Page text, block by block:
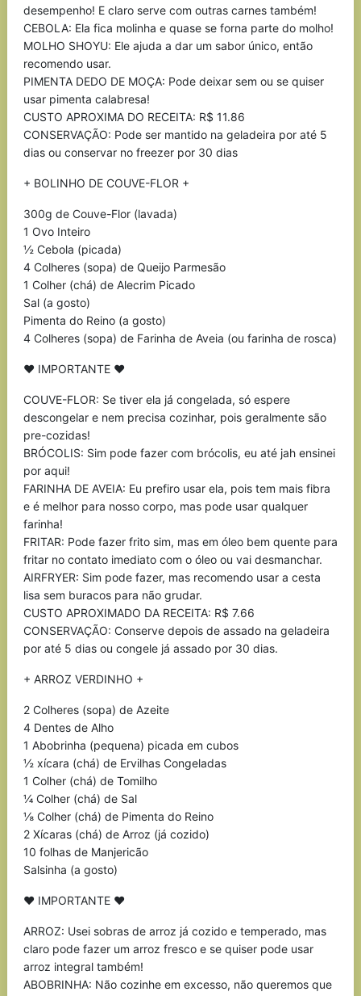
desempenho! E claro serve com outras carnes também!
CEBOLA: Ela fica molinha e quase se forna parte do molho!
MOLHO SHOYU: Ele ajuda a dar um sabor único, então
recomendo usar.
PIMENTA DEDO DE MOÇA: Pode deixar sem ou se quiser
usar pimenta calabresa!
CUSTO APROXIMA DO RECEITA: R$ 11.86
CONSERVAÇÃO: Pode ser mantido na geladeira por até 5
dias ou conservar no freezer por 30 dias
+ BOLINHO DE COUVE-FLOR +
300g de Couve-Flor (lavada)
1 Ovo Inteiro
½ Cebola (picada)
4 Colheres (sopa) de Queijo Parmesão
1 Colher (chá) de Alecrim Picado
Sal (a gosto)
Pimenta do Reino (a gosto)
4 Colheres (sopa) de Farinha de Aveia (ou farinha de rosca)
♥ IMPORTANTE ♥
COUVE-FLOR: Se tiver ela já congelada, só espere
descongelar e nem precisa cozinhar, pois geralmente são
pre-cozidas!
BRÓCOLIS: Sim pode fazer com brócolis, eu até jah ensinei
por aqui!
FARINHA DE AVEIA: Eu prefiro usar ela, pois tem mais fibra
e é melhor para nosso corpo, mas pode usar qualquer
farinha!
FRITAR: Pode fazer frito sim, mas em óleo bem quente para
fritar no contato imediato com o óleo ou vai desmanchar.
AIRFRYER: Sim pode fazer, mas recomendo usar a cesta
lisa sem buracos para não grudar.
CUSTO APROXIMADO DA RECEITA: R$ 7.66
CONSERVAÇÃO: Conserve depois de assado na geladeira
por até 5 dias ou congele já assado por 30 dias.
+ ARROZ VERDINHO +
2 Colheres (sopa) de Azeite
4 Dentes de Alho
1 Abobrinha (pequena) picada em cubos
½ xícara (chá) de Ervilhas Congeladas
1 Colher (chá) de Tomilho
¼ Colher (chá) de Sal
⅛ Colher (chá) de Pimenta do Reino
2 Xícaras (chá) de Arroz (já cozido)
10 folhas de Manjericão
Salsinha (a gosto)
♥ IMPORTANTE ♥
ARROZ: Usei sobras de arroz já cozido e temperado, mas
claro pode fazer um arroz fresco e se quiser pode usar
arroz integral também!
ABOBRINHA: Não cozinhe em excesso, não queremos que